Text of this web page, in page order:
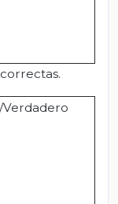
Verdadero